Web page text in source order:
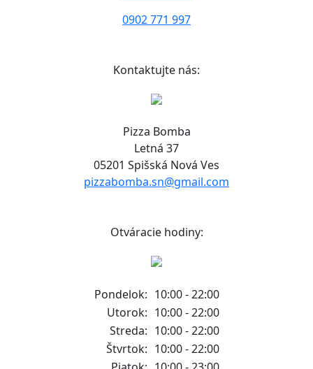
0902 771 997
Kontaktujte nás:
Pizza Bomba
Letná 37
05201 Spišská Nová Ves
pizzabomba.sn@gmail.com
Otváracie hodiny:
Pondelok: 10:00 - 22:00
Utorok: 10:00 - 22:00
Streda: 10:00 - 22:00
Štvrtok: 10:00 - 22:00